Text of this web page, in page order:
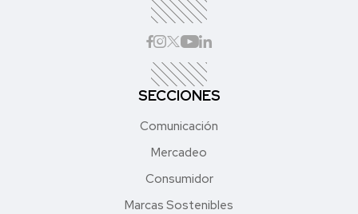
SECCIONES
Comunicación
Mercadeo
Consumidor
Marcas Sostenibles